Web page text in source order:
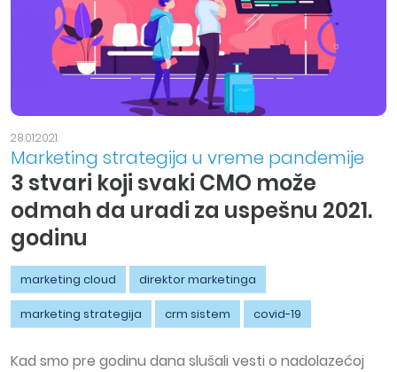
28.01.2021.
Marketing strategija u vreme pandemije
3 stvari koji svaki CMO može
odmah da uradi za uspešnu 2021.
godinu
marketing cloud direktor marketinga
marketing strategija crm sistem covid-19
Kad smo pre godinu dana slušali vesti o nadolazećoj